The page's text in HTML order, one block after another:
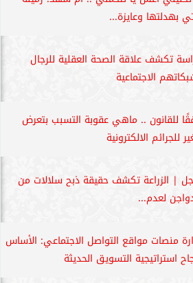
بهدلتها وعايزة...
تكشف علاقة الصحة العقلية للرجال
الاجتماعية
للقانون .. ماهي عقوبة التسبب بتعرض
للجرائم الالكترونية
| الزراعة تكشف حقيقة ذبح سلالات من
لعدم...
منصات مواقع التواصل الاجتماعي: الأساس
استراتيجية التسويق الحديثة